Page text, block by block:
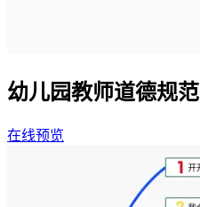
幼儿园教师道德规范
在线预览